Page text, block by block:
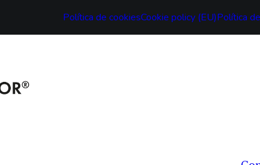
Política de cookiesCookie policy (EU)Política